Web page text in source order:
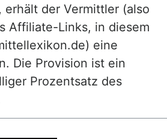
der Vermittler (also
Affiliate-Links, in diesem
eine
Die Provision ist ein
Prozentsatz des